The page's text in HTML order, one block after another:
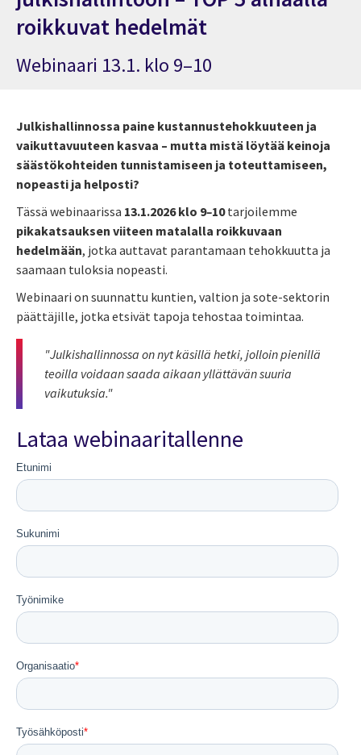
roikkuvat hedelmät
Webinaari 13.1. klo 9–10
Julkishallinnossa paine kustannustehokkuuteen ja
vaikuttavuuteen kasvaa – mutta mistä löytää keinoja
säästökohteiden tunnistamiseen ja toteuttamiseen,
nopeasti ja helposti?
Tässä webinaarissa 13.1.2026 klo 9–10tarjoilemme
pikakatsauksen viiteen matalalla roikkuvaan
hedelmään, jotka auttavat parantamaan tehokkuutta ja
saamaan tuloksia nopeasti.
Webinaari on suunnattu kuntien, valtion ja sote-sektorin
päättäjille, jotka etsivät tapoja tehostaa toimintaa.
"Julkishallinnossa on nyt käsillä hetki, jolloin pienillä
teoilla voidaan saada aikaan yllättävän suuria
vaikutuksia."
Lataa webinaaritallenne